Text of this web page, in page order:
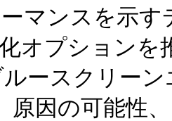
マンスを示
オプションを
ースクリーン
原因の可能性